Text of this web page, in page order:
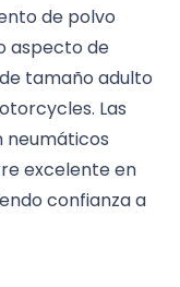
de polvo
aspecto de
tamaño adulto
Las
neumáticos
excelente en
confianza a